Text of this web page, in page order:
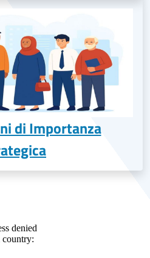
di Importanza